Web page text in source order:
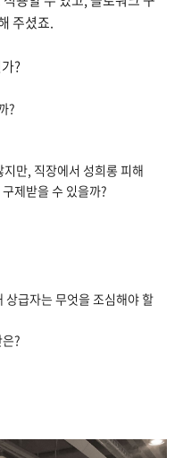
주셨죠.
?
?
만, 직장에서 성희롱 피해
제받을 수 있을까?
상급자는 무엇을 조심해야 할
?